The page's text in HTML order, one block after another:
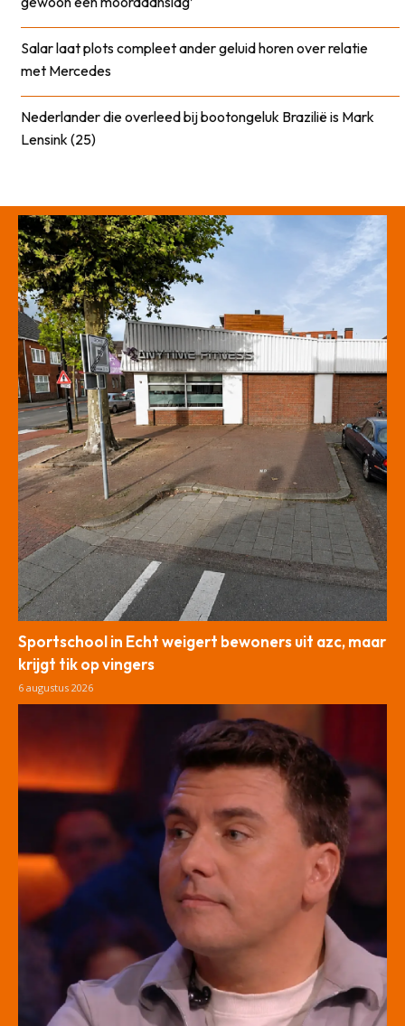
Salar laat plots compleet ander geluid horen over relatie
met Mercedes
Nederlander die overleed bij bootongeluk Brazilië is Mark
Lensink (25)
Sportschool in Echt weigert bewoners uit azc, maar
krijgt tik op vingers
6 augustus 2026